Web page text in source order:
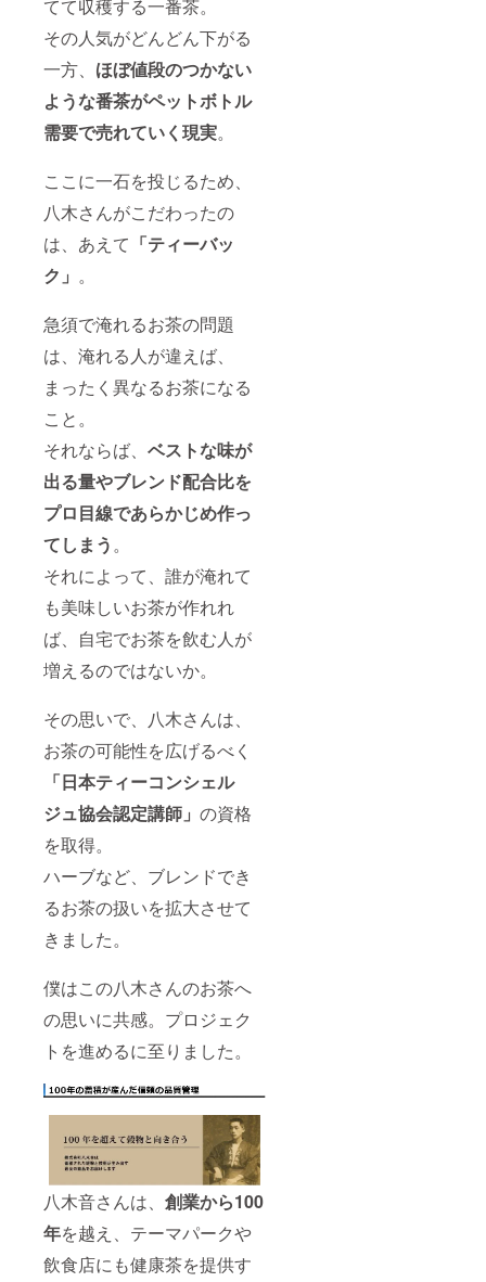
てて収穫する一番茶。
その人気がどんどん下がる
一方、 ほぼ値段のつかない
ような番茶がペットボトル
需要で売れていく現実。
ここに一石を投じるため、
八木さんがこだわったの
は、あえて 「ティーバッ
ク」 。
急須で淹れるお茶の問題
は、淹れる人が違えば、
まったく異なるお茶になる
こと。
それならば、 ベストな味が
出る量やブレンド配合比を
プロ目線であらかじめ作っ
てしまう。
それによって、誰が淹れて
も美味しいお茶が作れれ
ば、自宅でお茶を飲む人が
増えるのではないか。
その思いで、八木さんは、
お茶の可能性を広げるべく
「日本ティーコンシェル
ジュ協会認定講師」 の資格
を取得。
ハーブなど、ブレンドでき
るお茶の扱いを拡大させて
きました。
僕はこの八木さんのお茶へ
の思いに共感。プロジェク
トを進めるに至りました。
八木音さんは、 創業から100
年を越え、テーマパークや
飲食店にも健康茶を提供す